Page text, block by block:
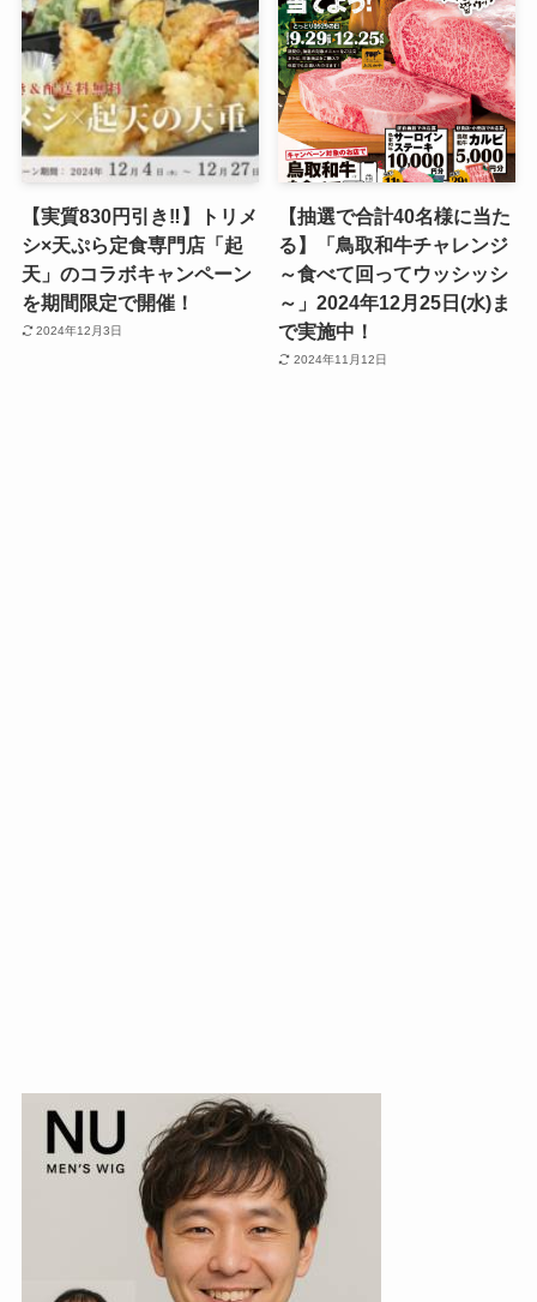
【実質830円引き‼】トリメ
シ×天ぷら定食専門店「起
天」のコラボキャンペーン
を期間限定で開催！
2024年12月3日
【抽選で合計40名様に当た
る】「鳥取和牛チャレンジ
～食べて回ってウッシッシ
～」2024年12月25日(水)ま
で実施中！
2024年11月12日